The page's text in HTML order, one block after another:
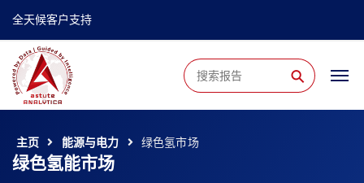
全天候客户支持
⚲
主页 能源与电力 绿色氢市场
绿色氢能市场